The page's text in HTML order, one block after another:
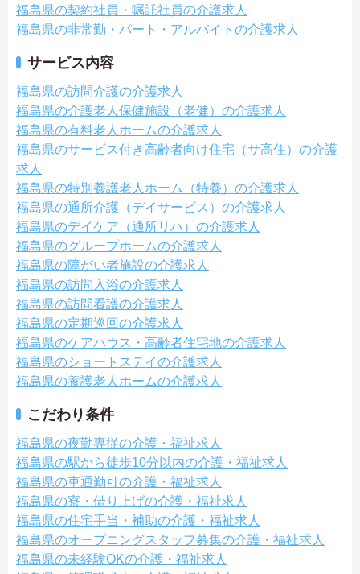
福島県の契約社員・嘱託社員の介護求人
福島県の非常勤・パート・アルバイトの介護求人
サービス内容
福島県の訪問介護の介護求人
福島県の介護老人保健施設（老健）の介護求人
福島県の有料老人ホームの介護求人
福島県のサービス付き高齢者向け住宅（サ高住）の介護
求人
福島県の特別養護老人ホーム（特養）の介護求人
福島県の通所介護（デイサービス）の介護求人
福島県のデイケア（通所リハ）の介護求人
福島県のグループホームの介護求人
福島県の障がい者施設の介護求人
福島県の訪問入浴の介護求人
福島県の訪問看護の介護求人
福島県の定期巡回の介護求人
福島県のケアハウス・高齢者住宅地の介護求人
福島県のショートステイの介護求人
福島県の養護老人ホームの介護求人
こだわり条件
福島県の夜勤専従の介護・福祉求人
福島県の駅から徒歩10分以内の介護・福祉求人
福島県の車通勤可の介護・福祉求人
福島県の寮・借り上げの介護・福祉求人
福島県の住宅手当・補助の介護・福祉求人
福島県のオープニングスタッフ募集の介護・福祉求人
福島県の未経験OKの介護・福祉求人